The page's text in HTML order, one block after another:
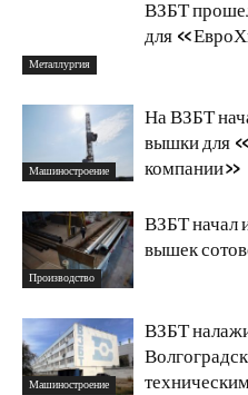
Металлургия
ВЗБТ
для
Машиностроение
На ВЗБТ
вышки для
компании»
Производство
ВЗБТ начал
вышек
Машиностроение
ВЗБТ